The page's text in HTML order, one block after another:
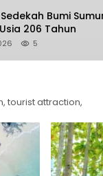
Bumi
206 Tahun
5
tourist attraction,